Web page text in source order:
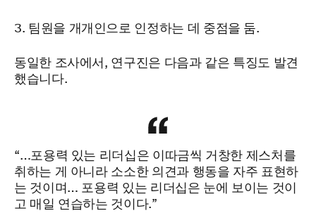
팀원을 개개인으로 인정하는 데 중점을 둠.
동일한 조사에서, 연구진은 다음과 같은 특징도 발견
했습니다.
“…포용력 있는 리더십은 이따금씩 거창한 제스처를
취하는 게 아니라 소소한 의견과 행동을 자주 표현하
는 것이며… 포용력 있는 리더십은 눈에 보이는 것이
고 매일 연습하는 것이다.”